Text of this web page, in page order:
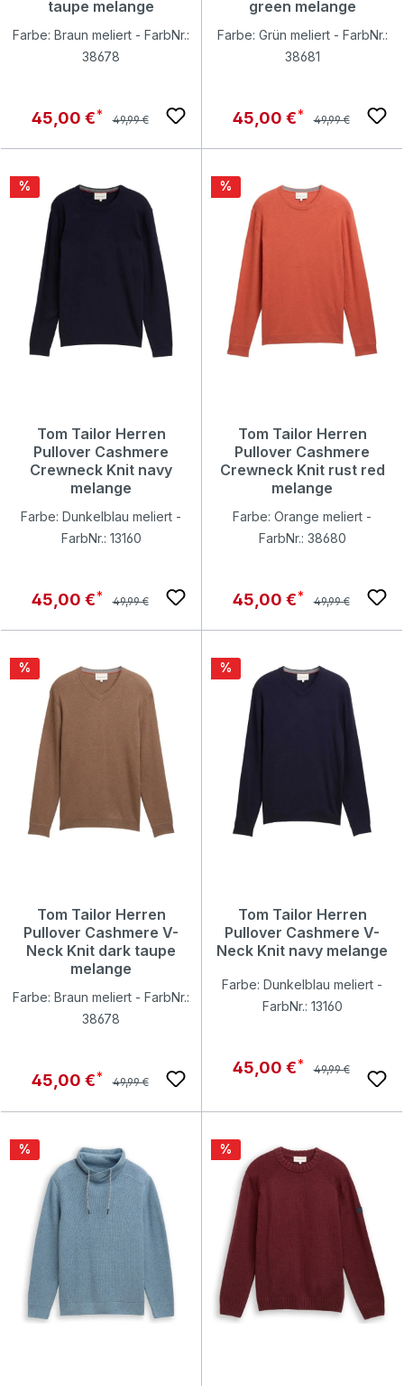
taupe melange
Farbe: Braun meliert - FarbNr.:
38678
Verkaufspreis:
45,00 € Regulärer Preis:
49,99 €
green melange
Farbe: Grün meliert - FarbNr.:
38681
Verkaufspreis:
45,00 € Regulärer Preis:
49,99 €
Rabatt
%
Tom Tailor Herren
Pullover Cashmere
Crewneck Knit navy
melange
Farbe: Dunkelblau meliert -
FarbNr.: 13160
Verkaufspreis:
45,00 € Regulärer Preis:
49,99 €
Rabatt
%
Tom Tailor Herren
Pullover Cashmere
Crewneck Knit rust red
melange
Farbe: Orange meliert -
FarbNr.: 38680
Verkaufspreis:
45,00 € Regulärer Preis:
49,99 €
Rabatt
%
Tom Tailor Herren
Pullover Cashmere V-
Neck Knit dark taupe
melange
Farbe: Braun meliert - FarbNr.:
38678
Verkaufspreis:
45,00 € Regulärer Preis:
49,99 €
Rabatt
%
Tom Tailor Herren
Pullover Cashmere V-
Neck Knit navy melange
Farbe: Dunkelblau meliert -
FarbNr.: 13160
Verkaufspreis:
45,00 € Regulärer Preis:
49,99 €
Rabatt
% Rabatt
%